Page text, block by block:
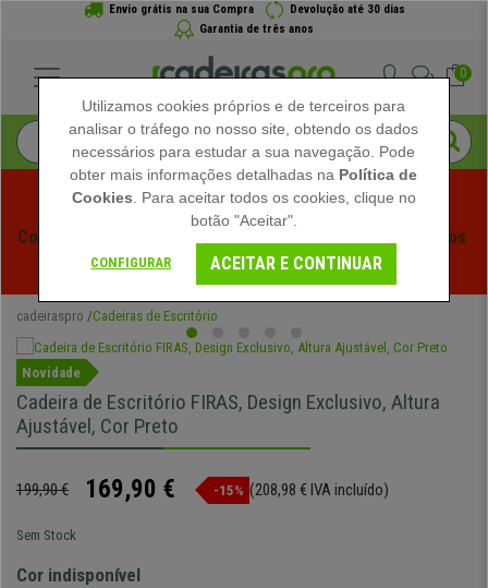
Envio grátis na sua Compra
Devolução até 30 dias
Garantia de três anos
0
Começam os Saldos de Verão em Cadeiraspro! Descontos
Exclusivos por Tempo Limitado - Ver Promoção
cadeiraspro Cadeiras de Escritório
Novidade
Cadeira de Escritório FIRAS, Design Exclusivo, Altura
Ajustável, Cor Preto
199,90 € 169,90 € -15% (208,98 € IVA incluído)
Sem Stock
Cor indisponível
Utilizamos cookies próprios e de terceiros para
analisar o tráfego no nosso site, obtendo os dados
necessários para estudar a sua navegação. Pode
obter mais informações detalhadas na Política de
Cookies . Para aceitar todos os cookies, clique no
botão "Aceitar".
CONFIGURAR ACEITAR E CONTINUAR